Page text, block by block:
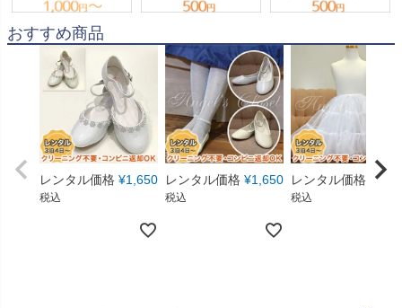
おすすめ商品
レンタル価格 ¥1,650
税込
レンタル価格 ¥1,650
税込
レンタル価格 ¥550
税込